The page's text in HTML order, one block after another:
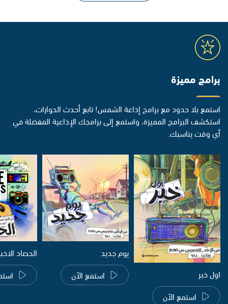
برامج مميزة
استمع بلا حدود مع برامج إذاعة الشمس! تابع أحدث الحوارات،
استكشف البرامج المميزة، واستمع إلى برامجك الإذاعية المفضلة في
أي وقت يناسبك.
اول خبر
استمع الآن
يوم جديد
استمع الآن
الحصاد